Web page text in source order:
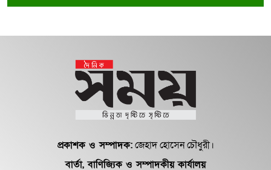
প্রকাশক ও সম্পাদক:জেহাদ হোসেন চৌধুরী।
বার্তা, বাণিজ্যিক ও সম্পাদকীয় কার্যালয়